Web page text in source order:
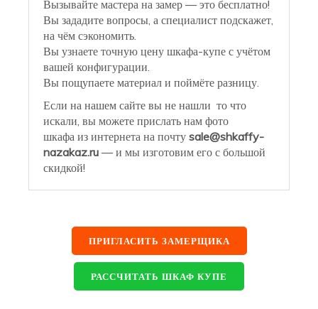
Вызывайте мастера на замер — это бесплатно!
Вы зададите вопросы, а специалист подскажет,
на чём сэкономить.
Вы узнаете точную цену шкафа-купе с учётом
вашей конфигурации.
Вы пощупаете материал и поймёте разницу.
Если на нашем сайте вы не нашли то что
искали, вы можете прислать нам фото
шкафа из интернета на почту sale@shkaffy-
nazakaz.ru — и мы изготовим его с большой
скидкой!
ПРИГЛАСИТЬ ЗАМЕРЩИКА
РАССЧИТАТЬ ШКАФ КУПЕ